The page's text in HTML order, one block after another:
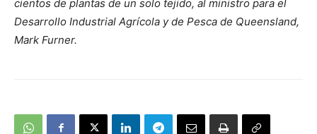
cientos de plantas de un solo tejido, al ministro para el
Desarrollo Industrial Agrícola y de Pesca de Queensland,
Mark Furner.